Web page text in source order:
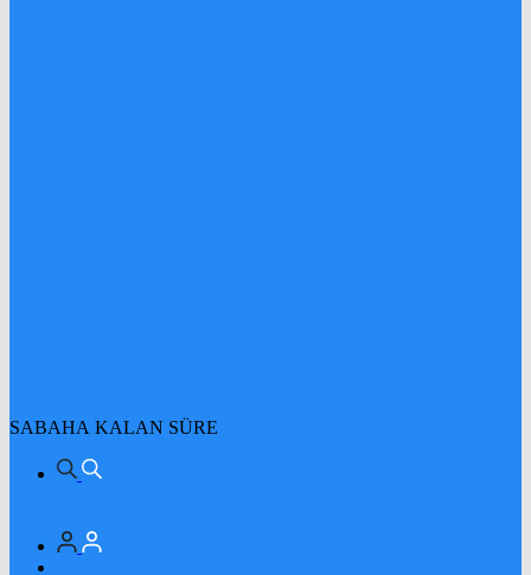
SABAHA KALAN SÜRE